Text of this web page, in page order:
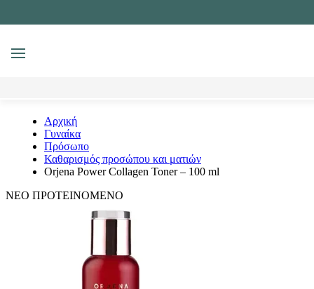
MENU
Αρχική
Γυναίκα
Πρόσωπο
Καθαρισμός προσώπου και ματιών
Orjena Power Collagen Toner – 100 ml
ΝΕΟ ΠΡΟΤΕΙΝΟΜΕΝΟ